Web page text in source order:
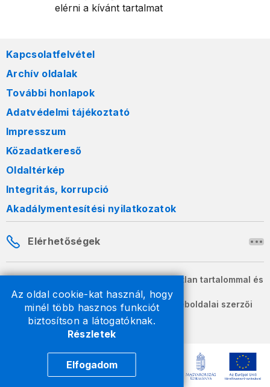
Az oldal cookie-kat használ, hogy
minél több hasznos funkciót
biztosítson a látogatóknak.
Részletek
Elfogadom
elérni a kívánt tartalmat
Kapcsolatfelvétel
Archív oldalak
További honlapok
Adatvédelmi tájékoztató
Impresszum
Közadatkereső
Oldaltérkép
Integritás, korrupció
Akadálymentesítési nyilatkozatok
Elérhetőségek
A honlapon szereplő információk változatlan tartalommal és
formában szabadon terjeszthetők.
2026 © A Nemzeti Adó- és Vámhivatal weboldalai szerzői
jogvédelem alatt állnak.